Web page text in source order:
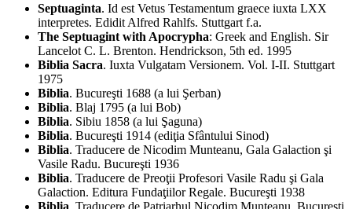
Septuaginta. Id est Vetus Testamentum graece iuxta LXX
interpretes. Edidit Alfred Rahlfs. Stuttgart f.a.
The Septuagint with Apocrypha: Greek and English. Sir
Lancelot C. L. Brenton. Hendrickson, 5th ed. 1995
Biblia Sacra. Iuxta Vulgatam Versionem. Vol. I-II. Stuttgart
1975
Biblia. Bucureşti 1688 (a lui Şerban)
Biblia. Blaj 1795 (a lui Bob)
Biblia. Sibiu 1858 (a lui Şaguna)
Biblia. Bucureşti 1914 (ediţia Sfântului Sinod)
Biblia. Traducere de Nicodim Munteanu, Gala Galaction şi
Vasile Radu. Bucureşti 1936
Biblia. Traducere de Preoţii Profesori Vasile Radu şi Gala
Galaction. Editura Fundaţiilor Regale. Bucureşti 1938
Biblia. Traducere de Patriarhul Nicodim Munteanu. Bucureşti